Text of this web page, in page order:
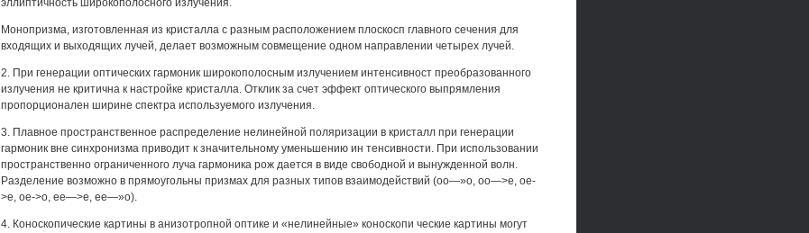
эллиптичность широкополосного излучения.
Монопризма, изготовленная из кристалла с разным расположением плоскосп главного сечения для
входящих и выходящих лучей, делает возможным совмещение одном направлении четырех лучей.
2. При генерации оптических гармоник широкополосным излучением интенсивност преобразованного
излучения не критична к настройке кристалла. Отклик за счет эффект оптического выпрямления
пропорционален ширине спектра используемого излучения.
3. Плавное пространственное распределение нелинейной поляризации в кристалл при генерации
гармоник вне синхронизма приводит к значительному уменьшению ин тенсивности. При использовании
пространственно ограниченного луча гармоника рож дается в виде свободной и вынужденной волн.
Разделение возможно в прямоугольны призмах для разных типов взаимодействий (оо—»о, оо—>е, ое-
>е, ое->о, ее—>е, ее—»о).
4. Коноскопические картины в анизотропной оптике и «нелинейные» коноскопи ческие картины могут